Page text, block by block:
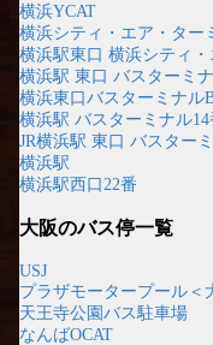
横浜YCAT
横浜シティ・エア・ター
横浜駅東口 横浜シティ
横浜駅 東口 バスターミ
横浜東口バスターミナル
横浜駅 バスターミナル
JR横浜駅 東口 バスター
横浜駅
横浜駅西口22番
大阪のバス停一覧
USJ
プラザモータープール＜
天王寺公園バス駐車場
なんばOCAT